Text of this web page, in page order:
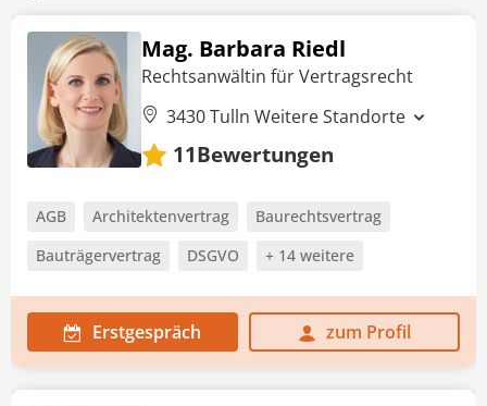
Mag. Barbara Riedl
Rechtsanwältin für Vertragsrecht
3430 Tulln Weitere Standorte
11Bewertungen
AGB Architektenvertrag
Baurechtsvertrag
Bauträgervertrag
DSGVO + 14 weitere
Erstgespräch zum Profil